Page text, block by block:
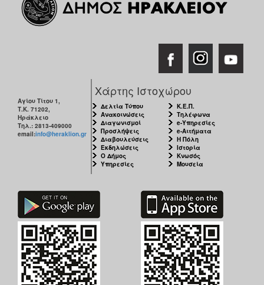
Αγίου Τίτου 1,
Τ.Κ. 71202,
Ηράκλειο
Τηλ.: 2813-409000
email:info@heraklion.gr
Χάρτης Ιστοχώρου
Δελτία Τύπου
Ανακοινώσεις
Διαγωνισμοί
Προσλήψεις
Διαβουλεύσεις
Εκδηλώσεις
Ο Δήμος
Υπηρεσίες
Κ.Ε.Π.
Τηλέφωνα
e-Υπηρεσίες
e-Αιτήματα
Η Πόλη
Ιστορία
Κνωσός
Μουσεία